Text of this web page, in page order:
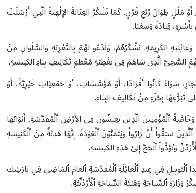
مَلَلٍ طِوَالَ رُبُعِ قَرْنٍ. كَمَا نَشْكُرُ العِنَايَةَ الإِلٰهِيةَ الَّتِي أَرْسَلَتْ
قِيَادَةً وَشَعْبًا.
الكَرِيمَةِ. نَشْكُرُهُمْ، وَنَدْعُو لَهُمْ بِالتَّعْزِيَةِ وَالسَّلْوَانِ مِنَ
السَّخِيَّ الَّذِي سَاهَمَ فِي تَغْطِيَةِ مُعْظَمِ تَكَالِيفِ بِنَاءِ الكَنِيسَةِ.
سَوَاءً كَانُوا أَفْرَادًا، أَوْ مُؤَسَّسَاتٍ، أَوْ جَمْعِيَّاتٍ خَيْرِيَّةً، أَوْ
بِجُزْءٍ مِنْ تَكَالِيفِ البِنَاءِ.
ٱلْمُؤْمِنِينَ الَّذِينَ يَعِيشُونَ فِي الأَرْضِ ٱلْمُقَدَّسَةِ. أَبْوَابُهَا
سَبَقُوا۟ أَنْ زَارُوا۟ وَيَتَمَنَّوْنَ ٱلْعَوْدَةَ. إِنَّهَا هَدِيَّةٌ مِنَ ٱلْكَنِيسَةِ
وَيُؤَدُّوا۟ ٱلْحَجَّ إِلَىٰ هَذِهِ الكَنِيسَةِ.
ٱلْيُوبِيلِ فِي عِيدِ ٱلْعَائِلَةِ ٱلْمُقَدَّسَةِ ٱلعَامَ ٱلمَاضِي فِي بَازِيلِيكَ
ٱلسِّيَاحَةِ وَهَيْئَةَ السِّيَاحَةِ ٱلْأُرْدُنِّيَّةِ.